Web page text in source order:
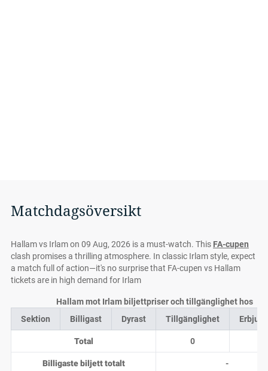
Matchdagsöversikt
Hallam vs Irlam on 09 Aug, 2026 is a must-watch. This FA-cupen
clash promises a thrilling atmosphere. In classic Irlam style, expect
a match full of action—it's no surprise that FA-cupen vs Hallam
tickets are in high demand for Irlam
Sektion Billigast Dyrast Tillgänglighet
Total 0
Billigaste biljett totalt -
Hallam mot Irlam biljettpriser och tillgänglighet hos